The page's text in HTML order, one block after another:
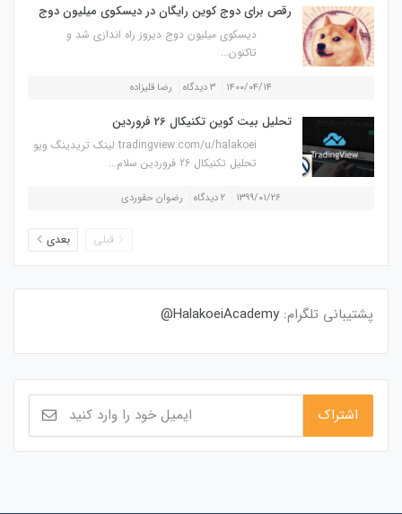
رقص برای دوج کوین رایگان در دیسکوی میلیون دوج
دیسکوی میلیون دوج دیروز راه اندازی شد و
تاکنون...
۱۴۰۰/۰۴/۱۴ ۳ دیدگاه رضا قلیزاده
تحلیل بیت کوین تکنیکال 26 فروردین
tradingview.com/u/halakoei لینک تریدینگ ویو
تحلیل تکنیکال 26 فروردین سلام...
۱۳۹۹/۰۱/۲۶ ۲ دیدگاه رضوان حقوردی
قبلی بعدی
پشتیبانی تلگرام: HalakoeiAcademy@